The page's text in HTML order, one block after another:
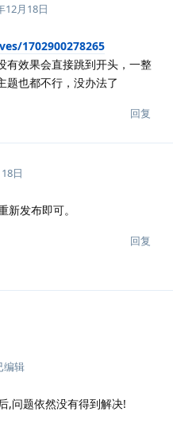
12月18日
1702900278265
有效果会直接跳到开头，一整
题也都不行，没办法了
回复
日
发布即可。
回复
编辑
,问题依然没有得到解决!